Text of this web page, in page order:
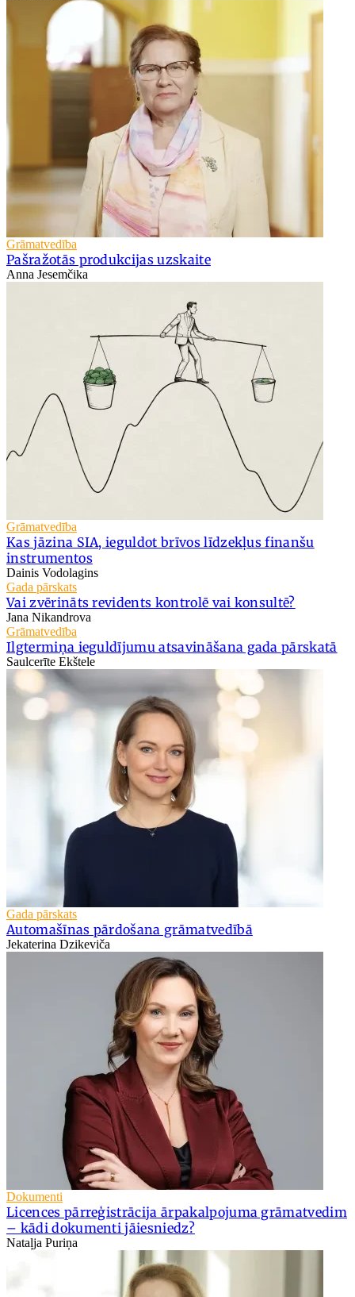
Grāmatvedība
Pašražotās produkcijas uzskaite
Anna Jesemčika
Grāmatvedība
Kas jāzina SIA, ieguldot brīvos līdzekļus finanšu
instrumentos
Dainis Vodolagins
Gada pārskats
Vai zvērināts revidents kontrolē vai konsultē?
Jana Nikandrova
Grāmatvedība
Ilgtermiņa ieguldījumu atsavināšana gada pārskatā
Saulcerīte Ekštele
Gada pārskats
Automašīnas pārdošana grāmatvedībā
Jekaterina Dzikeviča
Dokumenti
Licences pārreģistrācija ārpakalpojuma grāmatvedim
– kādi dokumenti jāiesniedz?
Nataļja Puriņa